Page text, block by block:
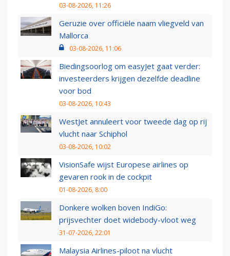
03-08-2026, 11:26
Geruzie over officiële naam vliegveld van
Mallorca
03-08-2026, 11:06
Biedingsoorlog om easyJet gaat verder:
investeerders krijgen dezelfde deadline
voor bod
03-08-2026, 10:43
WestJet annuleert voor tweede dag op rij
vlucht naar Schiphol
03-08-2026, 10:02
VisionSafe wijst Europese airlines op
gevaren rook in de cockpit
01-08-2026, 8:00
Donkere wolken boven IndiGo:
prijsvechter doet widebody-vloot weg
31-07-2026, 22:01
Malaysia Airlines-piloot na vlucht